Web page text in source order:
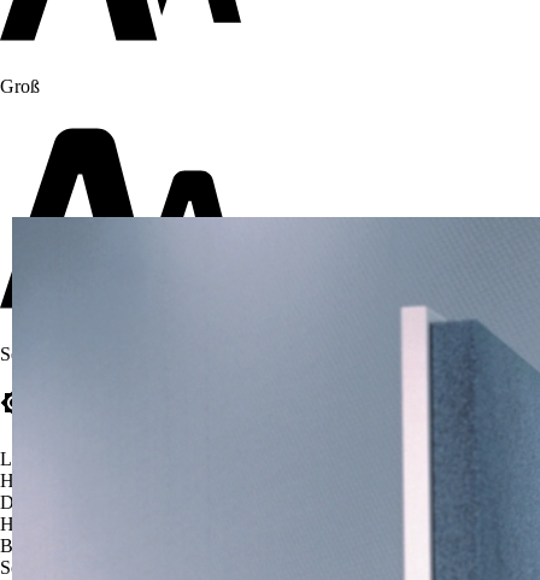
Groß
Sehr groß
Light Theme
Hoher Kontrast
Dark Theme
Hoher Kontrast
Blaufilter
Schwarz-Weiß